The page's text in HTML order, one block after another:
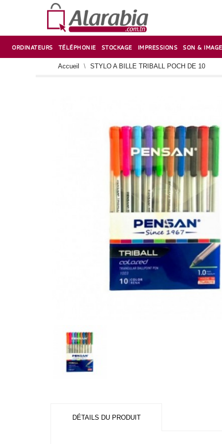
ORDINATEURS TÉLÉPHONIE STOCKAGE IMPRESSIONS SON & IMAGE
Accueil STYLO A BILLE TRIBALL POCH DE 10
DÉTAILS DU PRODUIT